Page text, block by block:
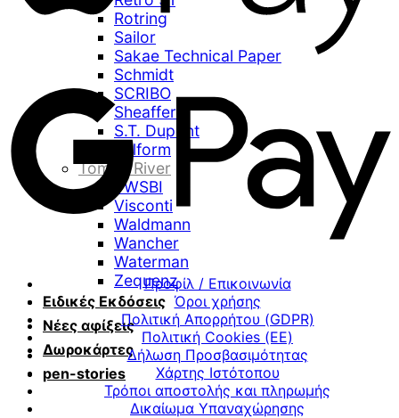
Rotring
Sailor
Sakae Technical Paper
Schmidt
SCRIBO
Sheaffer
S.T. Dupont
Stilform
Tomoe River
TWSBI
Visconti
Waldmann
Wancher
Waterman
Zequenz
Ειδικές Εκδόσεις
Νέες αφίξεις
Δωροκάρτες
pen-stories
Προφίλ / Επικοινωνία
Όροι χρήσης
Πολιτική Απορρήτου (GDPR)
Πολιτική Cookies (ΕΕ)
Δήλωση Προσβασιμότητας
Χάρτης Ιστότοπου
Τρόποι αποστολής και πληρωμής
Δικαίωμα Υπαναχώρησης